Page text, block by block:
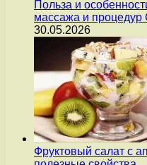
Польза и
массажа и
30.05.2026
Фруктовый салат с